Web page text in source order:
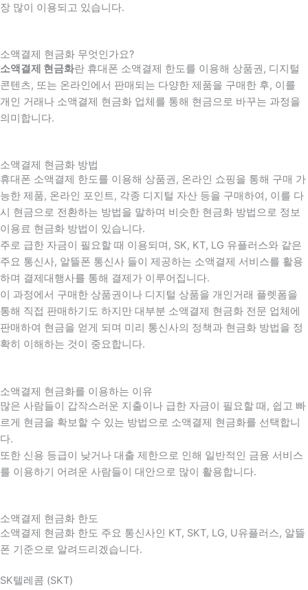
장 많이 이용되고 있습니다.
소액결제 현금화 무엇인가요?
소액결제 현금화란 휴대폰 소액결제 한도를 이용해 상품권, 디지털
콘텐츠, 또는 온라인에서 판매되는 다양한 제품을 구매한 후, 이를
개인 거래나 소액결제 현금화 업체를 통해 현금으로 바꾸는 과정을
의미합니다.
소액결제 현금화 방법
휴대폰 소액결제 한도를 이용해 상품권, 온라인 쇼핑을 통해 구매 가
능한 제품, 온라인 포인트, 각종 디지털 자산 등을 구매하여, 이를 다
시 현금으로 전환하는 방법을 말하며 비슷한 현금화 방법으로 정보
이용료 현금화 방법이 있습니다.
주로 급한 자금이 필요할 때 이용되며, SK, KT, LG 유플러스와 같은
주요 통신사, 알뜰폰 통신사 들이 제공하는 소액결제 서비스를 활용
하며 결제대행사를 통해 결제가 이루어집니다.
이 과정에서 구매한 상품권이나 디지털 상품을 개인거래 플렛폼을
통해 직접 판매하기도 하지만 대부분 소액결제 현금화 전문 업체에
판매하여 현금을 얻게 되며 미리 통신사의 정책과 현금화 방법을 정
확히 이해하는 것이 중요합니다.
소액결제 현금화를 이용하는 이유
많은 사람들이 갑작스러운 지출이나 급한 자금이 필요할 때, 쉽고 빠
르게 현금을 확보할 수 있는 방법으로 소액결제 현금화를 선택합니
다.
또한 신용 등급이 낮거나 대출 제한으로 인해 일반적인 금융 서비스
를 이용하기 어려운 사람들이 대안으로 많이 활용합니다.
소액결제 현금화 한도
소액결제 현금화 한도 주요 통신사인 KT, SKT, LG, U유플러스, 알뜰
폰 기준으로 알려드리겠습니다.
SK텔레콤 (SKT)